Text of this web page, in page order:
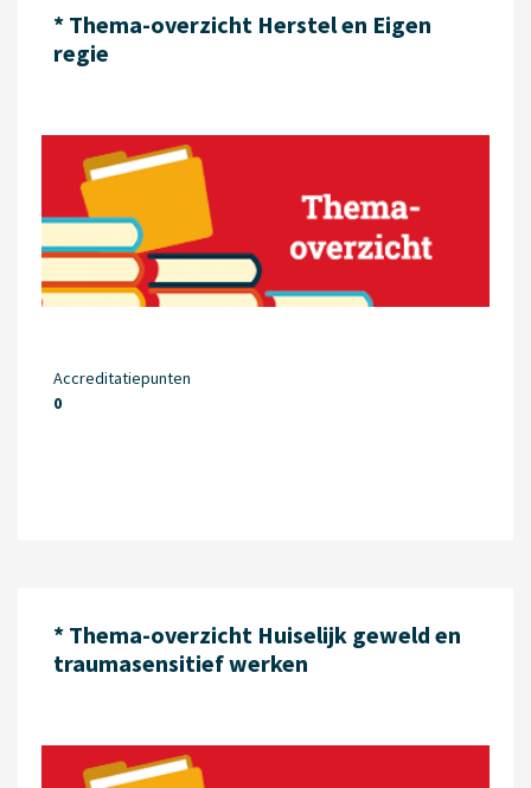
* Thema-overzicht Herstel en Eigen
regie
Accreditatiepunten
0
* Thema-overzicht Huiselijk geweld en
traumasensitief werken